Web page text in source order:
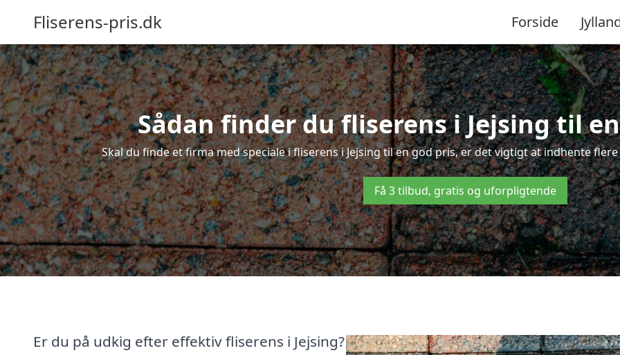
Fliserens-pris.dk Forside
Sådan finder du fliserens i Jejsing til
Skal du finde et firma med speciale i fliserens i Jejsing til en god pris, er det vigtigt at indhente
Få 3 tilbud, gratis og uforpligtende
Er du på udkig efter effektiv fliserens i Jejsing?